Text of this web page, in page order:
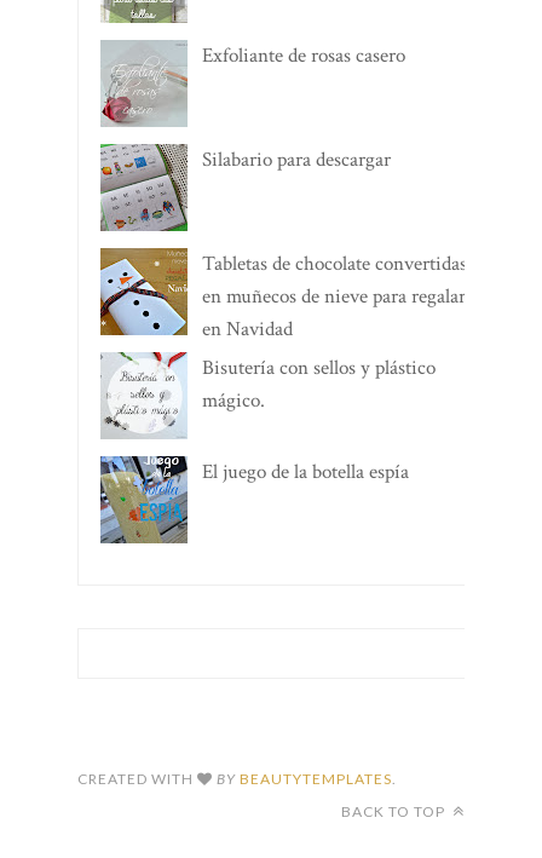
Exfoliante de rosas casero
Silabario para descargar
Tabletas de chocolate convertidas
en muñecos de nieve para regalar
en Navidad
Bisutería con sellos y plástico
mágico.
El juego de la botella espía
CREATED WITH BY BEAUTYTEMPLATES.
BACK TO TOP